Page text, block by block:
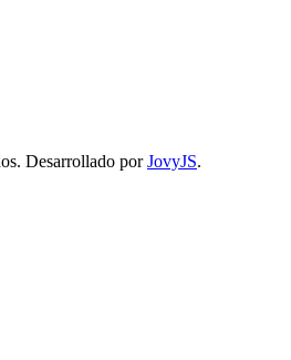
Desarrollado por JovyJS.